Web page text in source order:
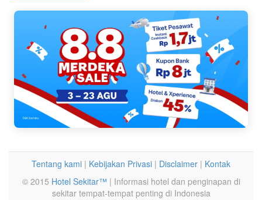
Tentang kami | Kebijakan Privasi | Disclaimer | Kontak
© 2015 Hotel Sekitar™ | Informasi hotel dan penginapan di
sekitar tempat-tempat penting di Indonesia